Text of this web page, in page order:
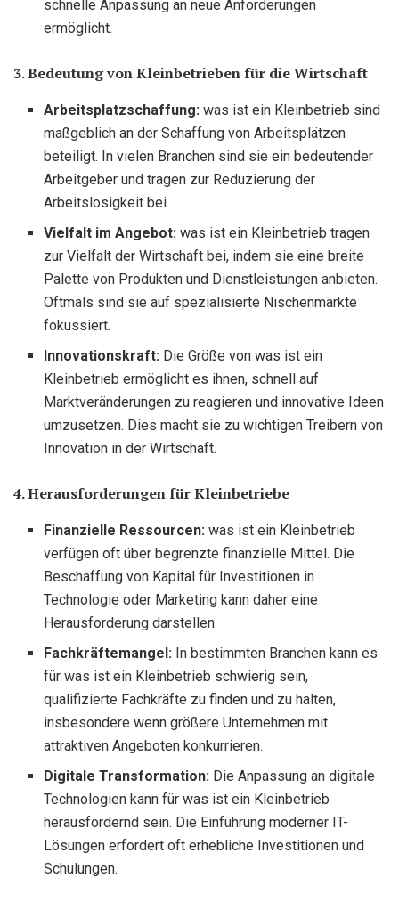
schnelle Anpassung an neue Anforderungen
ermöglicht.
3. Bedeutung von Kleinbetrieben für die Wirtschaft
Arbeitsplatzschaffung: was ist ein Kleinbetrieb sind
maßgeblich an der Schaffung von Arbeitsplätzen
beteiligt. In vielen Branchen sind sie ein bedeutender
Arbeitgeber und tragen zur Reduzierung der
Arbeitslosigkeit bei.
Vielfalt im Angebot: was ist ein Kleinbetrieb tragen
zur Vielfalt der Wirtschaft bei, indem sie eine breite
Palette von Produkten und Dienstleistungen anbieten.
Oftmals sind sie auf spezialisierte Nischenmärkte
fokussiert.
Innovationskraft: Die Größe von was ist ein
Kleinbetrieb ermöglicht es ihnen, schnell auf
Marktveränderungen zu reagieren und innovative Ideen
umzusetzen. Dies macht sie zu wichtigen Treibern von
Innovation in der Wirtschaft.
4. Herausforderungen für Kleinbetriebe
Finanzielle Ressourcen: was ist ein Kleinbetrieb
verfügen oft über begrenzte finanzielle Mittel. Die
Beschaffung von Kapital für Investitionen in
Technologie oder Marketing kann daher eine
Herausforderung darstellen.
Fachkräftemangel: In bestimmten Branchen kann es
für was ist ein Kleinbetrieb schwierig sein,
qualifizierte Fachkräfte zu finden und zu halten,
insbesondere wenn größere Unternehmen mit
attraktiven Angeboten konkurrieren.
Digitale Transformation: Die Anpassung an digitale
Technologien kann für was ist ein Kleinbetrieb
herausfordernd sein. Die Einführung moderner IT-
Lösungen erfordert oft erhebliche Investitionen und
Schulungen.